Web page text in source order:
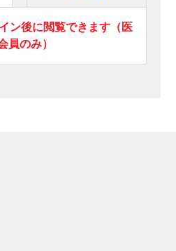
ン後に閲覧できます（医
員のみ）